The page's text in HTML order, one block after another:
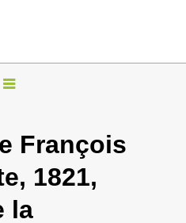
T
g
l
n
François
1821,
la